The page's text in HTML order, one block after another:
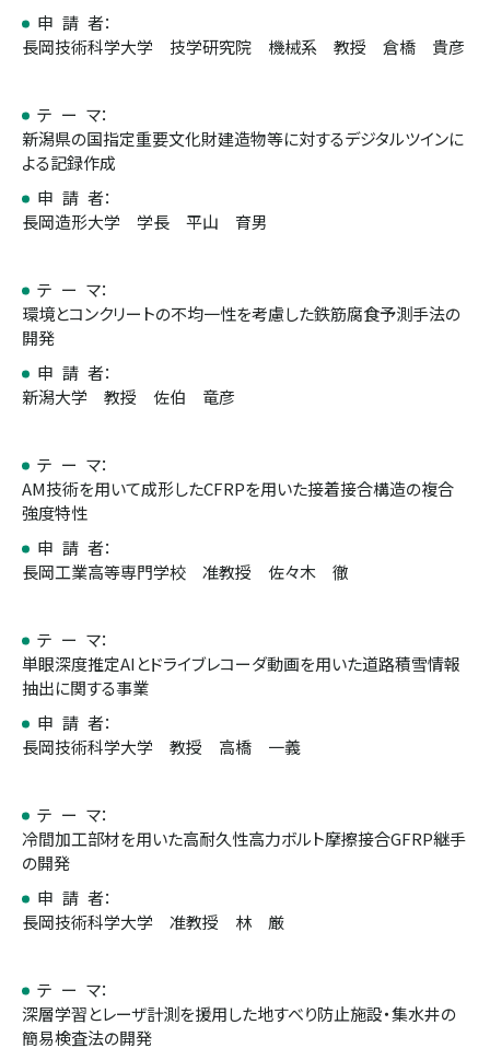
申 請 者：
長岡技術科学大学 技学研究院 機械系 教授 倉橋 貴彦
テ ー マ：
新潟県の国指定重要文化財建造物等に対するデジタルツインに
よる記録作成
申 請 者：
長岡造形大学 学長 平山 育男
テ ー マ：
環境とコンクリートの不均一性を考慮した鉄筋腐食予測手法の
開発
申 請 者：
新潟大学 教授 佐伯 竜彦
テ ー マ：
AM技術を用いて成形したCFRPを用いた接着接合構造の複合
強度特性
申 請 者：
長岡工業高等専門学校 准教授 佐々木 徹
テ ー マ：
単眼深度推定AIとドライブレコーダ動画を用いた道路積雪情報
抽出に関する事業
申 請 者：
長岡技術科学大学 教授 高橋 一義
テ ー マ：
冷間加工部材を用いた高耐久性高力ボルト摩擦接合GFRP継手
の開発
申 請 者：
長岡技術科学大学 准教授 林 厳
テ ー マ：
深層学習とレーザ計測を援用した地すべり防止施設・集水井の
簡易検査法の開発